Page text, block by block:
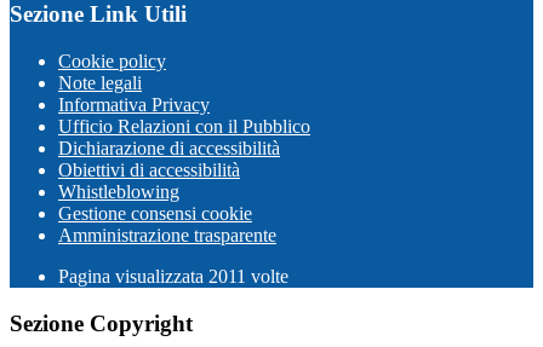
Sezione Link Utili
Cookie policy
Note legali
Informativa Privacy
Ufficio Relazioni con il Pubblico
Dichiarazione di accessibilità
Obiettivi di accessibilità
Whistleblowing
Gestione consensi cookie
Amministrazione trasparente
Pagina visualizzata 2011 volte
Sezione Copyright